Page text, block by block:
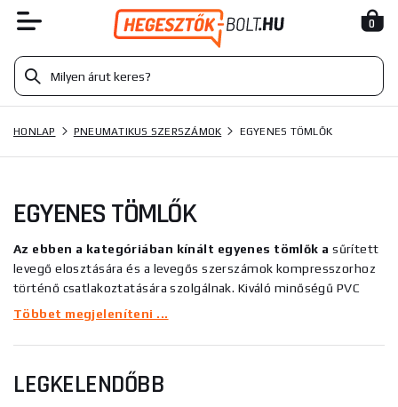
0
HONLAP PNEUMATIKUS SZERSZÁMOK EGYENES TÖMLŐK
EGYENES TÖMLŐK
Az ebben a kategóriában kínált egyenes tömlők a sűrített
levegő elosztására és a levegős szerszámok kompresszorhoz
történő csatlakoztatására szolgálnak. Kiváló minőségű PVC
anyagból készülnek, ami maximális rugalmasságukat,
biztosítja. Ezeknek a tulajdonságoknak köszönhetően ideálisak
Többet megjeleníteni ...
LEGKELENDŐBB